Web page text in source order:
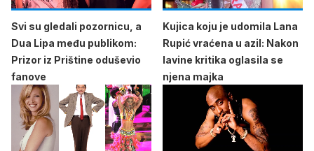
Svi su gledali pozornicu, a
Dua Lipa među publikom:
Prizor iz Prištine oduševio
fanove
Kujica koju je udomila Lana
Rupić vraćena u azil: Nakon
lavine kritika oglasila se
njena majka